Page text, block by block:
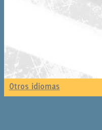
Otros idiomas